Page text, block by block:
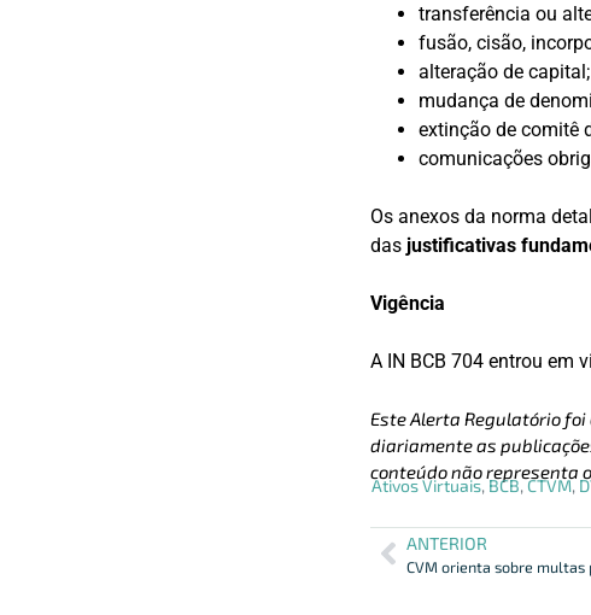
transferência ou
fusão, cisão,
alteração de capital;
mudança de
extinção de comitê
comunicações
Os anexos da norma
das justificativas
Vigência
A IN BCB 704 entrou em
Este Alerta Regulatório
diariamente as
conteúdo não representa
Ativos Virtuais,BCB,CTVM,
ANTERIOR